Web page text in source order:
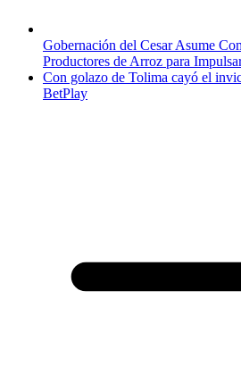
Gobernación del Cesar Asume
Productores de Arroz para
Con golazo de Tolima cayó el
BetPlay